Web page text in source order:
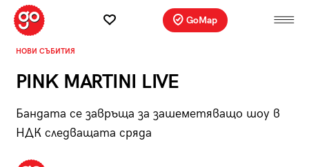
GoMap
НОВИ СЪБИТИЯ
PINK MARTINI LIVE
Бандата се завръща за зашеметяващо шоу в
НДК следващата сряда